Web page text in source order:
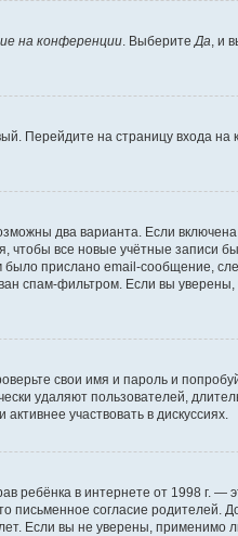
на конференции. ВыберитеДа, и
Перейдите на страницу входа
два варианта. Если
все новые учётные записи
прислано email-сообщение,
спам-фильтром. Если вы
свои имя и пароль и
удаляют пользователей,
участвовать в дискуссиях.
ребёнка в интернете от 1998 г.
согласие родителей.
Если вы не уверены, применимо